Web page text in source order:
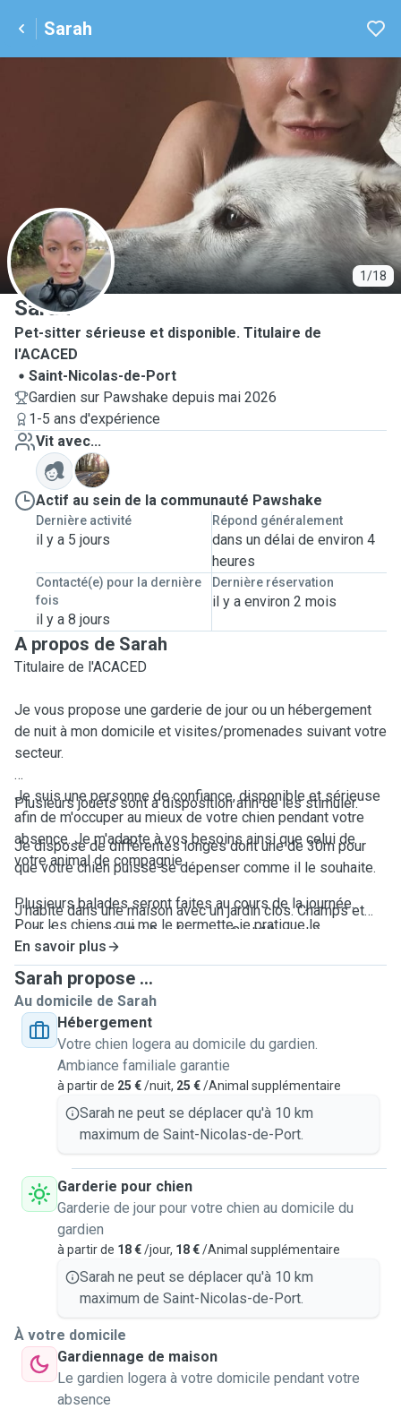
Sarah
1/18
S
Sarah
Pet-sitter sérieuse et disponible. Titulaire de
l'ACACED
Saint-Nicolas-de-Port
Gardien sur Pawshake depuis mai 2026
1-5 ans d'expérience
Vit avec...
P
Actif au sein de la communauté Pawshake
Dernière activité
il y a 5 jours
Répond généralement
dans un délai de environ 4
heures
Contacté(e) pour la dernière
fois
il y a 8 jours
Dernière réservation
il y a environ 2 mois
A propos de Sarah
Titulaire de l'ACACED
Je vous propose une garderie de jour ou un hébergement
de nuit à mon domicile et visites/promenades suivant votre
secteur.
Je suis une personne de confiance, disponible et sérieuse
afin de m'occuper au mieux de votre chien pendant votre
absence. Je m'adapte à vos besoins ainsi que celui de
votre animal de compagnie.
Plusieurs balades seront faites au cours de la journée.
Pour les chiens qui me le permette, je pratique le
canicross.
Plusieurs jouets sont à disposition afin de les stimuler.
Je dispose de différentes longes dont une de 30m pour
que votre chien puisse se dépenser comme il le souhaite.
J'habite dans une maison avec un jardin clos. Champs et
forêt à proximité. J'ai 2 enfants de 8 et 12 ans très
respectueux avec les animaux que l'on garde. Ils ne
manqueront pas d'amour et de caresses.
Il y a toujours quelqu'un à la maison et les chiens sont ici
comme chez eux.
Nous acceptons jusqu'à 5 chiens par garde.
Des photos/vidéos sont envoyées afin de vous rassurer
N'hésitez pas à me contacter pour + d'informations.
En savoir plus
Sarah propose ...
Au domicile de Sarah
Hébergement
Votre chien logera au domicile du gardien.
Ambiance familiale garantie
à partir de 25 €/nuit, 25 €/Animal supplémentaire
Sarah ne peut se déplacer qu'à 10 km
maximum de Saint-Nicolas-de-Port.
Garderie pour chien
Garderie de jour pour votre chien au domicile du
gardien
à partir de 18 €/jour, 18 €/Animal supplémentaire
Sarah ne peut se déplacer qu'à 10 km
maximum de Saint-Nicolas-de-Port.
À votre domicile
Gardiennage de maison
Le gardien logera à votre domicile pendant votre
absence